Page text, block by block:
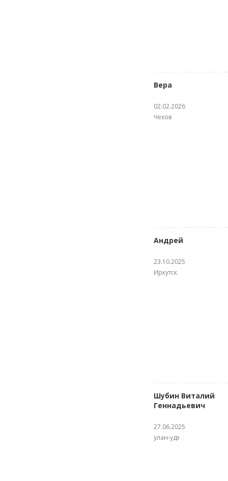
Вера
02.02.2026
Чехов
Андрей
23.10.2025
Иркутск
Шубин Виталий
Геннадьевич
27.06.2025
улан-удэ